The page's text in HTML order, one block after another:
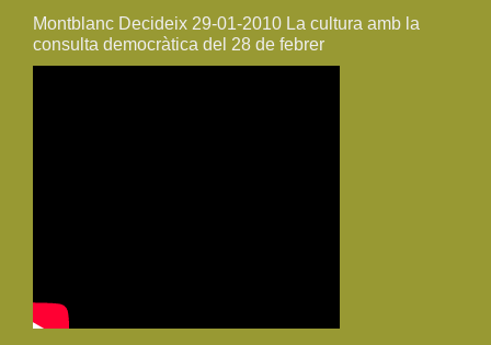
Montblanc Decideix 29-01-2010 La cultura amb la
consulta democràtica del 28 de febrer